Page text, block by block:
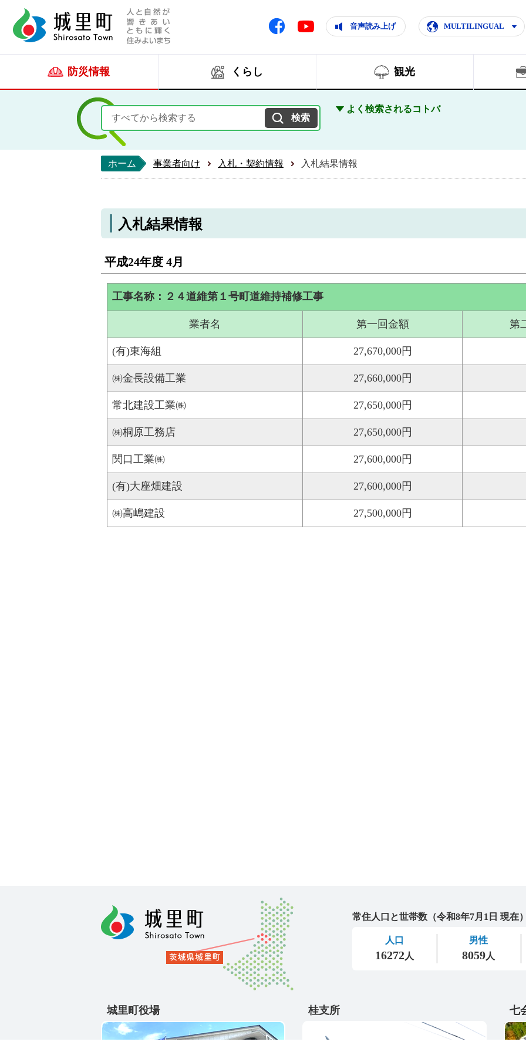
人と自然が響きあいともに輝く住みよいまち
Facebook Youtube 音声読み上げ MULTILINGUAL
防災情報 くらし 観光
よく検索されるコトバ
ホーム 事業者向け 入札・契約情報 入札結果情報
入札結果情報
平成24年度 4月
工事名称：２４道維第１号町道維持補修工事
業者名 第一回金額 第
(有)東海組 27,670,000円
㈱金長設備工業 27,660,000円
常北建設工業㈱ 27,650,000円
㈱桐原工務店 27,650,000円
関口工業㈱ 27,600,000円
(有)大座畑建設 27,600,000円
㈱高嶋建設 27,500,000円
城里町役場 桂支所 七